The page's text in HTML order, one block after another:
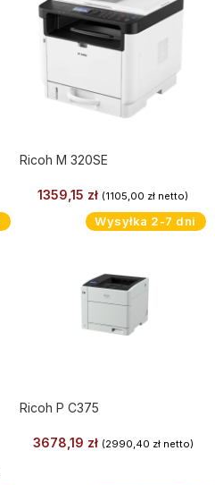
Ricoh M 320SE
1359,15 zł (1105,00 zł netto)
Wysyłka 2-7 dni
Ricoh P C375
3678,19 zł (2990,40 złnetto)